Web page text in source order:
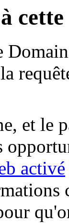
et le
activé